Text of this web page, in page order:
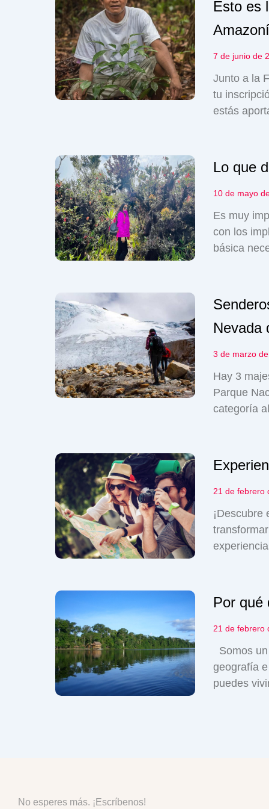
Esto es
7 de junio de
Junto a la
tu
estás
Lo que
10 de mayo
Es muy
con los
básica
Nevada
3 de marzo
Hay 3
Parque
categoría
21 de febrero
¡Descubre
Por qué
21 de febrero
Somos
geografía
puedes
No esperes más. ¡Escríbenos!